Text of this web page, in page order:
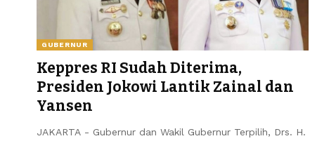
GUBERNUR
Keppres RI Sudah Diterima,
Presiden Jokowi Lantik Zainal dan
Yansen
JAKARTA - Gubernur dan Wakil Gubernur Terpilih, Drs. H.